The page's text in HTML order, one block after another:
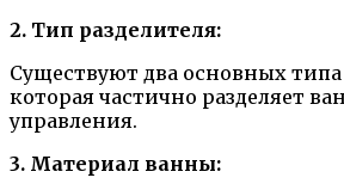
2. Тип разделителя:
Существуют два основных
которая частично разделяет
управления.
3. Материал ванны: